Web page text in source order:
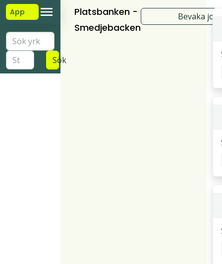
App
Sök
Platsbanken -
Smedjebacken
Bevaka